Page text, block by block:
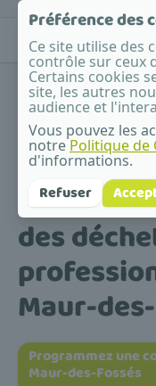
Accueil / Valorisation et
Île-de-France /Val-de-
des
Maur-
Programmez une
Maur-des-Fossés
Préférence des
Ce site utilise des
contrôle sur ceux
Certains cookies
site, les autres
audience et
Vous pouvez les
notrePolitique de
d'informations.
Refuser